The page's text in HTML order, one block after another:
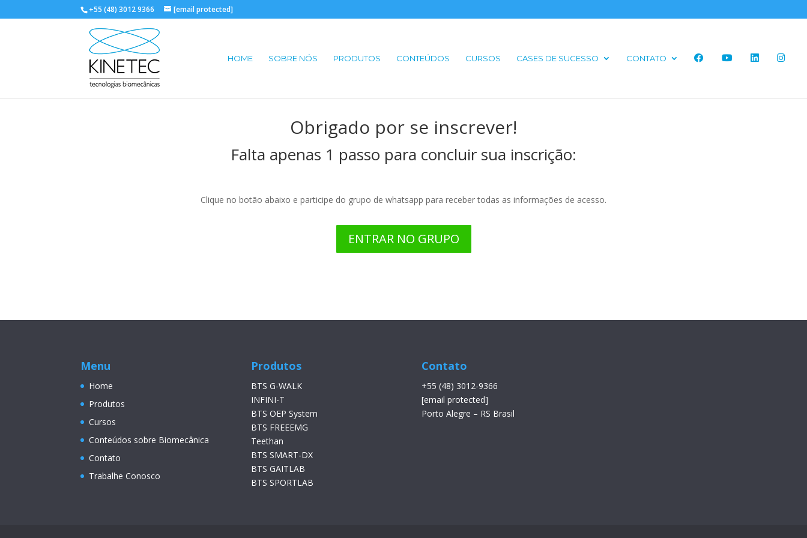
+55 (48) 3012 9366 [email protected]
HOME SOBRE NÓS PRODUTOS CONTEÚDOS CURSOS CASES DE SUCESSO CONTATO
Obrigado por se inscrever!
Falta apenas 1 passo para concluir sua inscrição:
Clique no botão abaixo e participe do grupo de whatsapp para receber todas as informações de acesso.
ENTRAR NO GRUPO
Menu
Home
Produtos
Cursos
Conteúdos sobre Biomecânica
Contato
Trabalhe Conosco
Produtos
BTS G-WALK
INFINI-T
BTS OEP System
BTS FREEEMG
Teethan
BTS SMART-DX
BTS GAITLAB
BTS SPORTLAB
Contato
+55 (48) 3012-9366
[email protected]
Porto Alegre – RS Brasil